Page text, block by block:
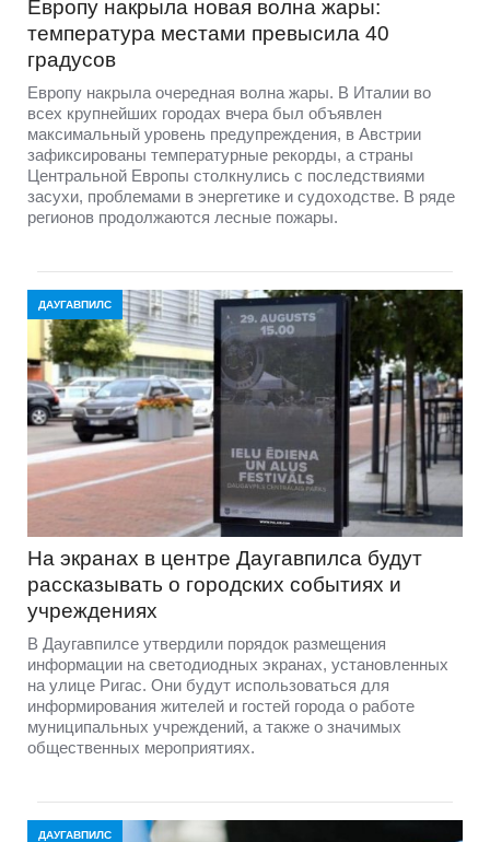
Европу накрыла новая волна жары:
температура местами превысила 40
градусов
Европу накрыла очередная волна жары. В Италии во
всех крупнейших городах вчера был объявлен
максимальный уровень предупреждения, в Австрии
зафиксированы температурные рекорды, а страны
Центральной Европы столкнулись с последствиями
засухи, проблемами в энергетике и судоходстве. В ряде
регионов продолжаются лесные пожары.
ДАУГАВПИЛС
На экранах в центре Даугавпилса будут
рассказывать о городских событиях и
учреждениях
В Даугавпилсе утвердили порядок размещения
информации на светодиодных экранах, установленных
на улице Ригас. Они будут использоваться для
информирования жителей и гостей города о работе
муниципальных учреждений, а также о значимых
общественных мероприятиях.
ДАУГАВПИЛС